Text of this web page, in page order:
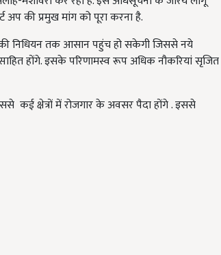
की प्रमुख मांग को पूरा करना है.
निधियन तक आसान पहुंच हो सकेगी जिससे नये
होंगे. इसके परिणामस्व रूप अधिक नौकरियां सृजित
कई क्षेत्रों में रोजगार के अवसर पैदा होंगे . इससे